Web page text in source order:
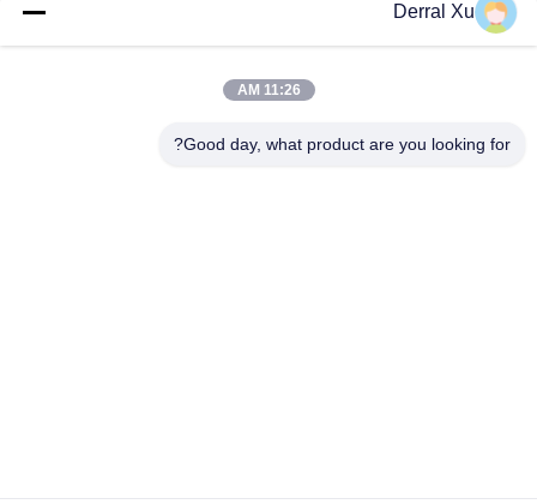
برچسب ها:
ماژول فرستنده گیرنده SFP,فرستنده دو طرفه Sfp,گیرنده BiDi SFP
Derral Xu
11:26 AM
Good day, what product are you looking for?